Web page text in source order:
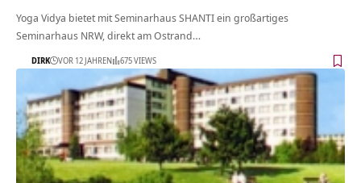
Yoga Vidya bietet mit Seminarhaus SHANTI ein großartiges
Seminarhaus NRW, direkt am Ostrand…
DIRK VOR 12 JAHREN 675 VIEWS